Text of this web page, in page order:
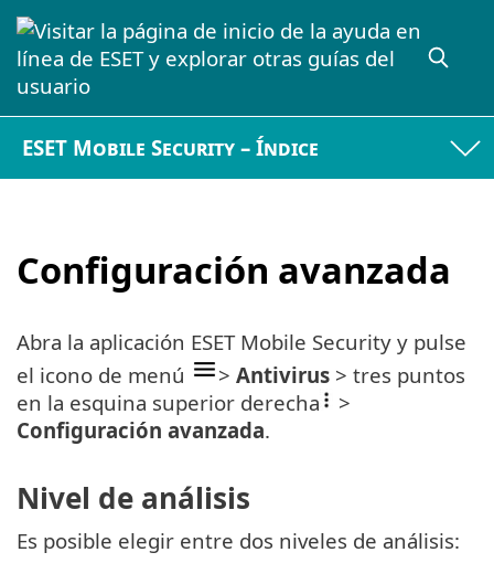
ESET Mobile Security – Índice
Configuración avanzada
Abra la aplicación ESET Mobile Security y pulse
el icono de menú
> Antivirus > tres puntos
en la esquina superior derecha
>
Configuración avanzada.
Nivel de análisis
Es posible elegir entre dos niveles de análisis: